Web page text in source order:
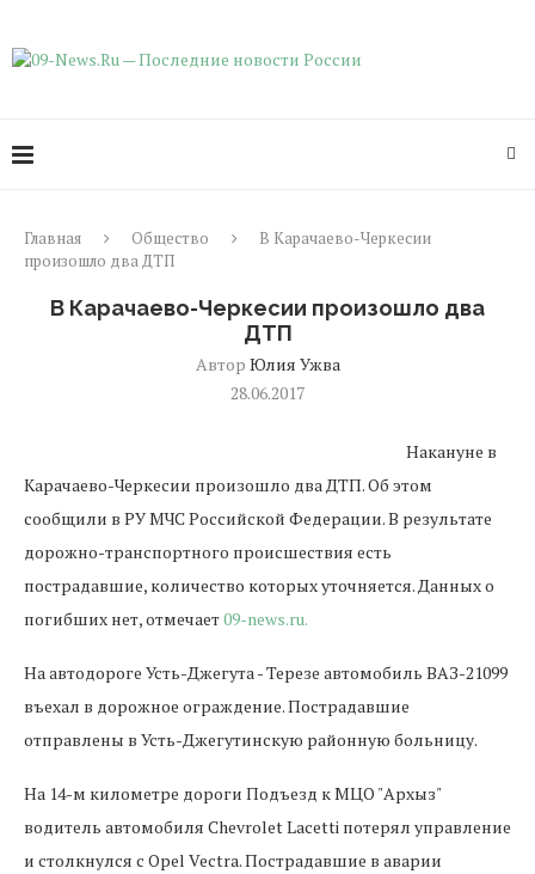
Главная Общество
В Карачаево-Черкесии
произошло два ДТП
В Карачаево-Черкесии произошло два
ДТП
Автор Юлия Ужва
28.06.2017
Накануне в
Карачаево-Черкесии произошло два ДТП. Об этом
сообщили в РУ МЧС Российской Федерации. В результате
дорожно-транспортного происшествия есть
пострадавшие, количество которых уточняется. Данных о
погибших нет, отмечает09-news.ru.
На автодороге Усть-Джегута - Терезе автомобиль ВАЗ-21099
въехал в дорожное ограждение. Пострадавшие
отправлены в Усть-Джегутинскую районную больницу.
На 14-м километре дороги Подъезд к МЦО "Архыз"
водитель автомобиля Chevrolet Lacetti потерял управление
и столкнулся с Opel Vectra. Пострадавшие в аварии